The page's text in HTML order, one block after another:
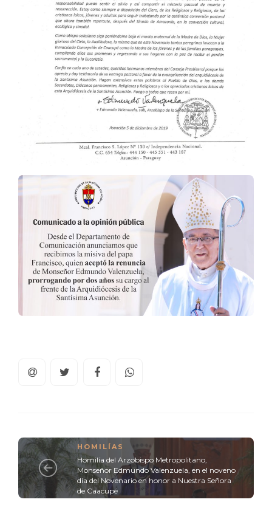
HOMILÍAS
Homilía del Arzobispo Metropolitano,
Monseñor Edmundo Valenzuela, en el noveno
día del Novenario en honor a Nuestra Señora
de Caacupé